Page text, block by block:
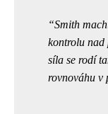
Smith
kontrolu nad
síla se rodí
rovnováhu v